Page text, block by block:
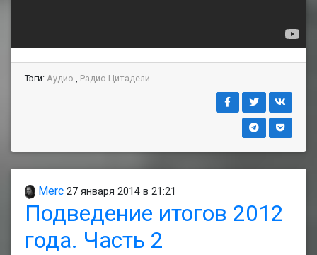
Тэги: Аудио , Радио Цитадели
Merc 27 января 2014 в 21:21
Подведение итогов 2012
года. Часть 2